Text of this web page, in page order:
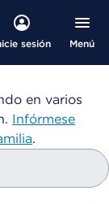
sesión Menú
en varios
Infórmese
.